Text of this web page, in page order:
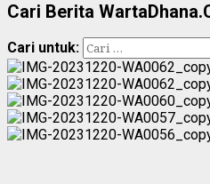
Cari Berita
Cari untuk: